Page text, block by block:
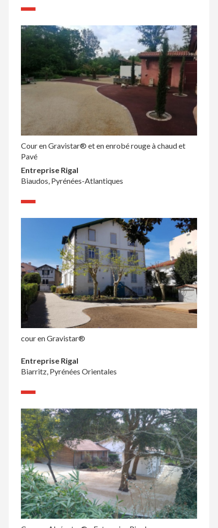
Cour en Gravistar® et en enrobé rouge à chaud et
Pavé
Entreprise Rigal
Biaudos, Pyrénées-Atlantiques
cour en Gravistar®
Entreprise Rigal
Biarritz, Pyrénées Orientales